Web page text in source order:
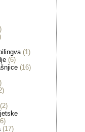
(1)
(6)
(16)
(2)
(17)